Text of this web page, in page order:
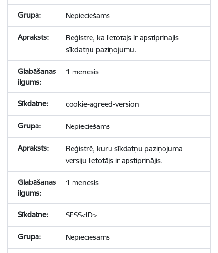
Nepieciešams
Reģistrē, ka lietotājs ir apstiprinājis
sīkdatņu paziņojumu.
1 mēnesis
cookie-agreed-version
Nepieciešams
Reģistrē, kuru sīkdatņu paziņojuma
versiju lietotājs ir apstiprinājis.
1 mēnesis
SESS<ID>
Nepieciešams